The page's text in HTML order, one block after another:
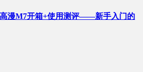
高漫M7开箱+使用测评——新手入门的